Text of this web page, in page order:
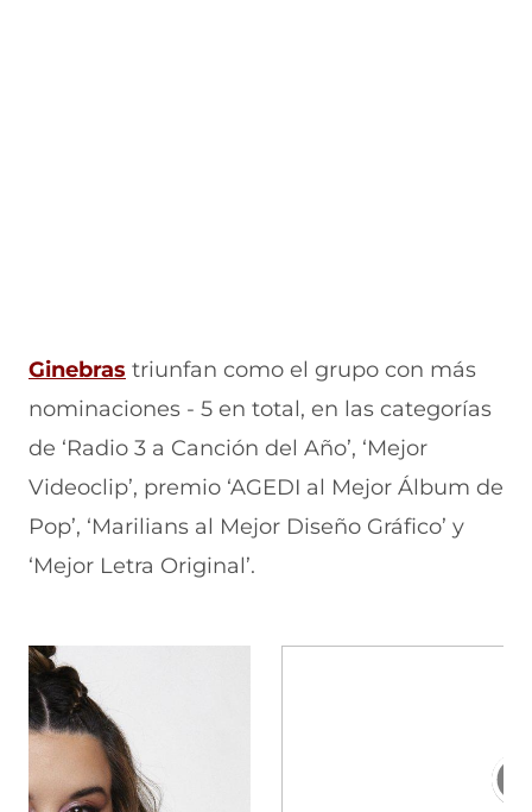
Ginebras triunfan como el grupo con más
nominaciones - 5 en total, en las categorías
de ‘Radio 3 a Canción del Año’, ‘Mejor
Videoclip’, premio ‘AGEDI al Mejor Álbum de
Pop’, ‘Marilians al Mejor Diseño Gráfico’ y
‘Mejor Letra Original’.